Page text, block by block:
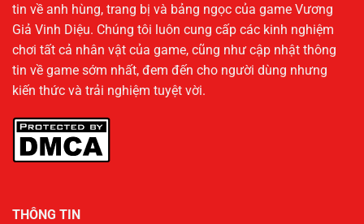
tin về anh hùng, trang bị và bảng ngọc của game Vương
Giả Vinh Diệu. Chúng tôi luôn cung cấp các kinh nghiệm
chơi tất cả nhân vật của game, cũng như cập nhật thông
tin về game sớm nhất, đem đến cho người dùng nhưng
kiến thức và trải nghiệm tuyệt vời.
THÔNG TIN